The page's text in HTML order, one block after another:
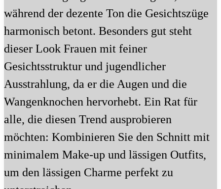
während der dezente Ton die Gesichtszüge
harmonisch betont. Besonders gut steht
dieser Look Frauen mit feiner
Gesichtsstruktur und jugendlicher
Ausstrahlung, da er die Augen und die
Wangenknochen hervorhebt. Ein Rat für
alle, die diesen Trend ausprobieren
möchten: Kombinieren Sie den Schnitt mit
minimalem Make-up und lässigen Outfits,
um den lässigen Charme perfekt zu